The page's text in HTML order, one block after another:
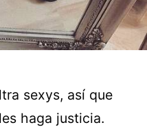
sexys, así que
haga justicia.